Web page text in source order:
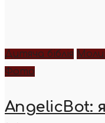
Дитяча біблія
Фото
AngelicBot: